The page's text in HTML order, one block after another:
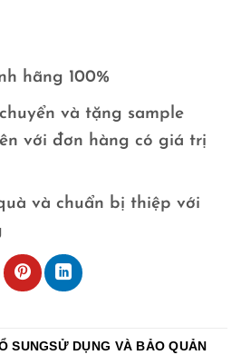
hãng 100%
và tặng sample
với đơn hàng có giá trị
và chuẩn bị thiệp với
SUNGSỬ DỤNG VÀ BẢO QUẢN